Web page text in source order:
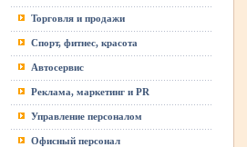
Торговля и продажи
Спорт, фитнес, красота
Автосервис
Реклама, маркетинг и PR
Управление персоналом
Офисный персонал